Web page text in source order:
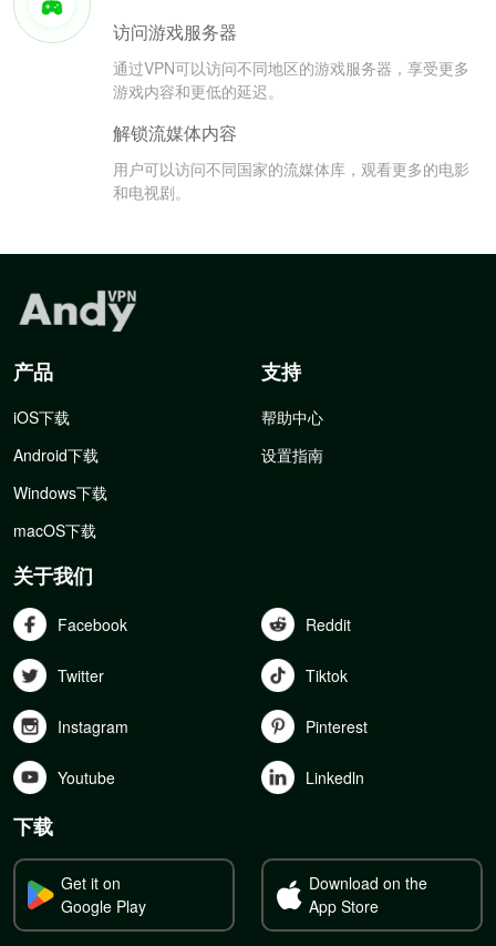
访问游戏服务器
通过VPN可以访问不同地区的游戏服务器，享受更多
游戏内容和更低的延迟。
解锁流媒体内容
用户可以访问不同国家的流媒体库，观看更多的电影
和电视剧。
产品
iOS下载
Android下载
Windows下载
macOS下载
支持
帮助中心
设置指南
关于我们
Facebook Reddit
Twitter Tiktok
Instagram Pinterest
Youtube Linkedln
下载
Get it on
Google Play
Download on the
App Store